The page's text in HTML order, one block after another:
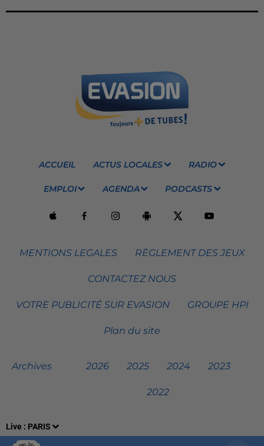
Live : PARIS
ACCUEIL ACTUS LOCALES RADIO
EMPLOI AGENDA PODCASTS
MENTIONS LEGALES RÈGLEMENT DES JEUX
CONTACTEZ NOUS
VOTRE PUBLICITÉ SUR EVASION GROUPE HPI
Plan du site
Archives 2026 2025 2024 2023
2022